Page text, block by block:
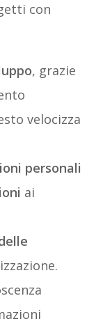
con
, grazie
velocizza
personali
ai